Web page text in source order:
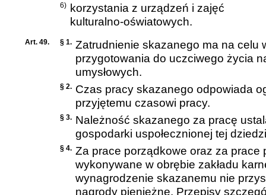
6) korzystania z urządzeń i zajęć
kulturalno-oświatowych.
Art. 49. § 1. Zatrudnienie skazanego ma na celu
przygotowania do uczciwego życia
umysłowych.
§ 2. Czas pracy skazanego odpowiada
przyjętemu czasowi pracy.
§ 3. Należność skazanego za pracę
gospodarki uspołecznionej tej
§ 4. Za prace porządkowe oraz za
wykonywane w obrębie zakładu
wynagrodzenie skazanemu nie
nagrody pieniężne. Przepisy